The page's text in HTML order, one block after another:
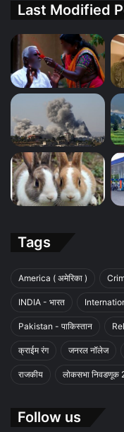
Last Modified
Tags
America ( अमेरिका )
INDIA - भारत
Pakistan - पाकिस्तान
क्राईम रंग जनरल नॉलेज
राजकीय लोकसभा निवडणूक
Follow us